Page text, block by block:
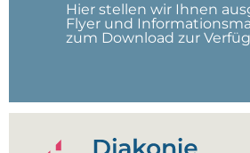
Hier stellen wir Ihnen
Flyer und
zum Download zur